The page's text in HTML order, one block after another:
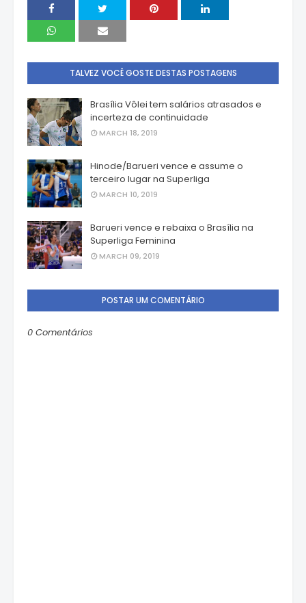
TALVEZ VOCÊ GOSTE DESTAS POSTAGENS
Brasília Vôlei tem salários atrasados e
incerteza de continuidade
MARCH 18, 2019
Hinode/Barueri vence e assume o
terceiro lugar na Superliga
MARCH 10, 2019
Barueri vence e rebaixa o Brasília na
Superliga Feminina
MARCH 09, 2019
POSTAR UM COMENTÁRIO
0 Comentários